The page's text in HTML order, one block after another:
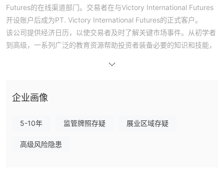
Futures的在线渠道部门。交易者在与Victory International Futures
开设账户后成为PT. Victory International Futures的正式客户。
该公司提供经济日历，以使交易者及时了解关键市场事件。从初学者
到高级，一系列广泛的教育资源帮助投资者装备必要的知识和技能，
链接。
可靠性。
优点和缺点是否
企业画像
5-10年 监管牌照存疑 展业区域存疑
高级风险隐患